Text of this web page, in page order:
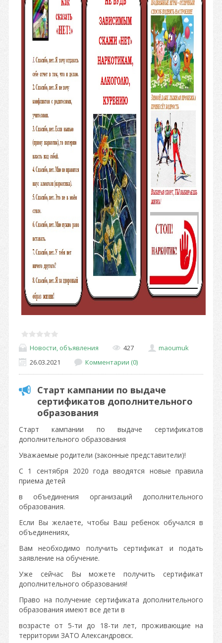
Новости, объявления 427
maoumuk
26.03.2021
Комментарии (0)
Старт кампании по выдаче
сертификатов дополнительного
образования
Старт кампании по выдаче сертификатов
дополнительного образования
Уважаемые родители (законные представители)!
С 1 сентября 2020 года вводятся новые правила
приема детей
в объединения организаций дополнительного
образования.
Если Вы желаете, чтобы Ваш ребенок обучался в
объединениях,
Вам необходимо получить сертификат и подать
заявление на обучение.
Уже сейчас Вы можете получить сертификат
дополнительного образования!
Право на получение сертификата дополнительного
образования имеют все дети в
возрасте от 5-ти до 18-ти лет, проживающие на
территории ЗАТО Александровск.